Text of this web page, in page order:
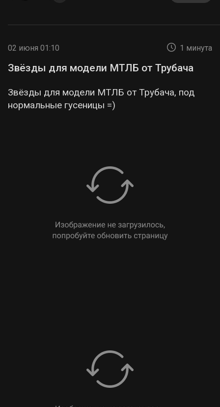
02 июня 01:10 1 минута
Звёзды для модели МТЛБ от Трубача
Звёзды для модели МТЛБ от Трубача, под
нормальные гусеницы =)